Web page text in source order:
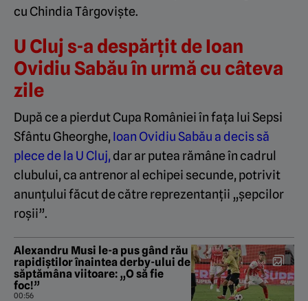
cu Chindia Târgoviște.
U Cluj s-a despărțit de Ioan
Ovidiu Sabău în urmă cu câteva
zile
După ce a pierdut Cupa României în fața lui Sepsi
Sfântu Gheorghe, Ioan Ovidiu Sabău a decis să
plece de la U Cluj, dar ar putea rămâne în cadrul
clubului, ca antrenor al echipei secunde, potrivit
anunțului făcut de către reprezentanții „șepcilor
roșii”.
Alexandru Musi le-a pus gând rău
rapidiștilor înaintea derby-ului de
săptămâna viitoare: „O să fie
foc!”
00:56